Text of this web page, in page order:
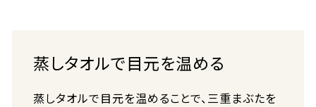
蒸しタオルで目元を温める
蒸しタオルで目元を温めることで、三重まぶたを